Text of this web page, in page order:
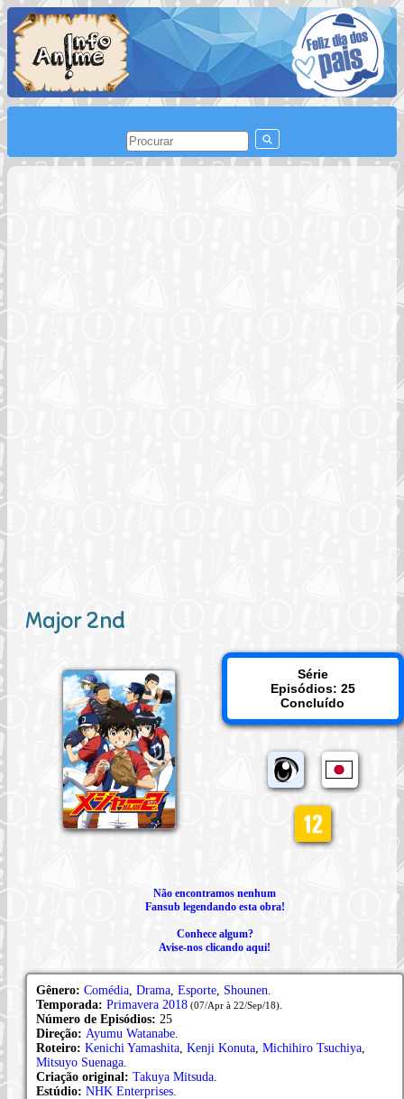
Major 2nd
Série
Episódios: 25
Concluído
Não encontramos nenhum
Fansub legendando esta obra!
Conhece algum?
Avise-nos clicando aqui!
Gênero: Comédia Drama Esporte Shounen
Temporada: Primavera 2018 (07/Apr à 22/Sep/18)
Número de Episódios: 25
Direção: Ayumu Watanabe
Roteiro: Kenichi Yamashita Kenji Konuta Michihiro Tsuchiya
Mitsuyo Suenaga
Criação original: Takuya Mitsuda
Estúdio: NHK Enterprises